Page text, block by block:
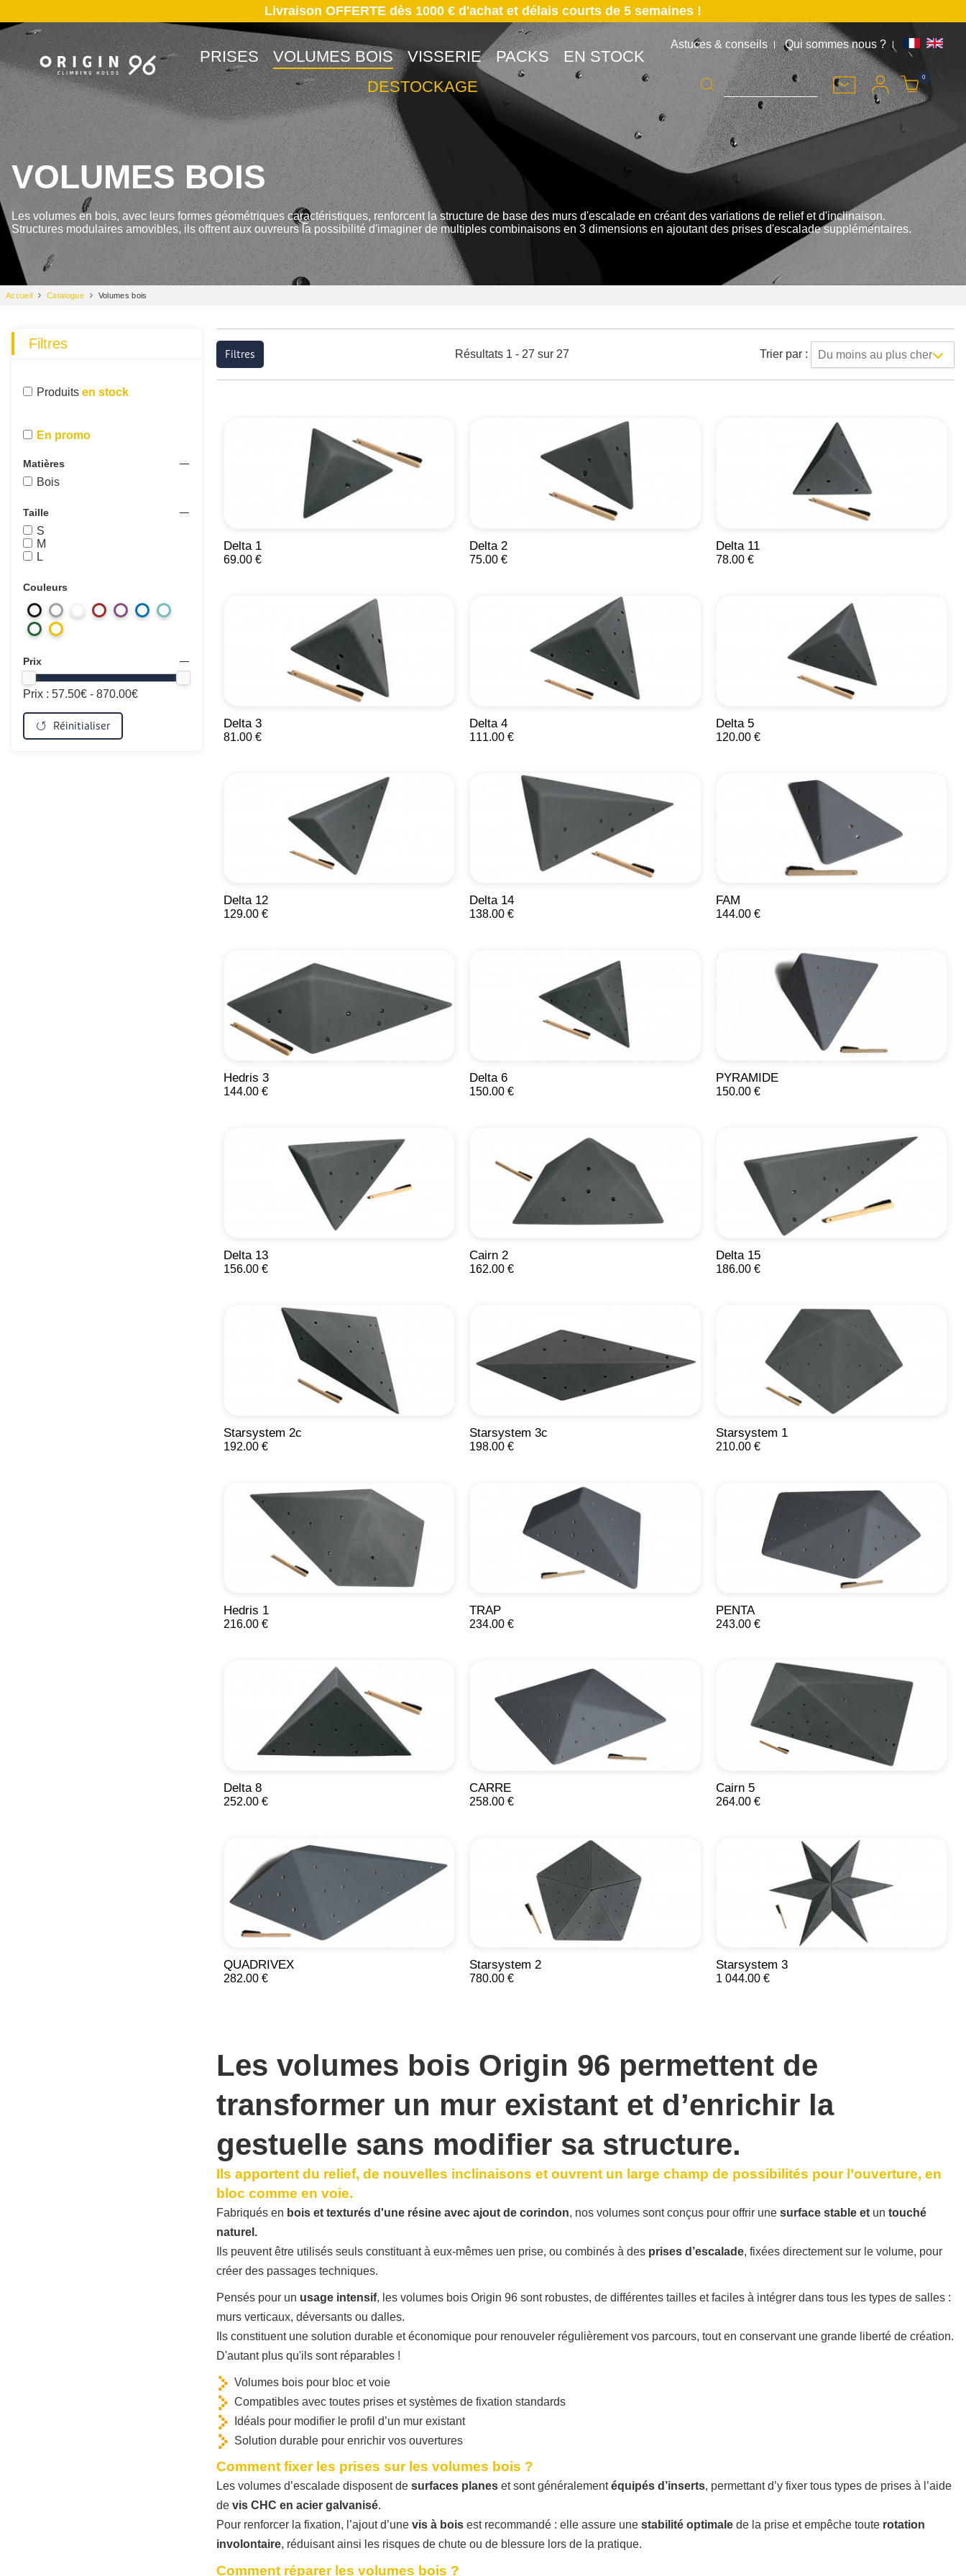
Livraison OFFERTE dès 1000 € d'achat et délais courts de 5 semaines !
PRISES VOLUMES BOIS VISSERIE PACKS
EN STOCK
DESTOCKAGE
Astuces & conseils Qui sommes nous ?
0
VOLUMES BOIS
Les volumes en bois, avec leurs formes géométriques caractéristiques, renforcent la structure de base des murs d'escalade en créant des variations de relief et d'inclinaison.
Structures modulaires amovibles, ils offrent aux ouvreurs la possibilité d'imaginer de multiples combinaisons en 3 dimensions en ajoutant des prises d'escalade supplémentaires.
Accueil Catalogue Volumes bois
Filtres Résultats 1 - 27 sur 27 Trier par : Du moins au plus cher
Delta 1
69.00 €
Delta 2
75.00 €
Delta 11
78.00 €
Delta 3
81.00 €
Delta 4
111.00 €
Delta 5
120.00 €
Delta 12
129.00 €
Delta 14
138.00 €
FAM
144.00 €
Hedris 3
144.00 €
Delta 6
150.00 €
PYRAMIDE
150.00 €
Delta 13
156.00 €
Cairn 2
162.00 €
Delta 15
186.00 €
Starsystem 2c
192.00 €
Starsystem 3c
198.00 €
Starsystem 1
210.00 €
Hedris 1
216.00 €
TRAP
234.00 €
PENTA
243.00 €
Delta 8
252.00 €
CARRE
258.00 €
Cairn 5
264.00 €
QUADRIVEX
282.00 €
Starsystem 2
780.00 €
Starsystem 3
1 044.00 €
Les volumes bois Origin 96 permettent de
transformer un mur existant et d’enrichir la
gestuelle sans modifier sa structure.
Ils apportent du relief, de nouvelles inclinaisons et ouvrent un large champ de possibilités pour l’ouverture, en
bloc comme en voie.
Fabriqués en bois et texturés d'une résine avec ajout de corindon, nos volumes sont conçus pour offrir une surface stable et un touché
naturel.
Ils peuvent être utilisés seuls constituant à eux-mêmes uen prise, ou combinés à des prises d’escalade, fixées directement sur le volume, pour
créer des passages techniques.
Pensés pour un usage intensif, les volumes bois Origin 96 sont robustes, de différentes tailles et faciles à intégrer dans tous les types de salles :
murs verticaux, déversants ou dalles.
Ils constituent une solution durable et économique pour renouveler régulièrement vos parcours, tout en conservant une grande liberté de création.
D'autant plus qu'ils sont réparables !
Volumes bois pour bloc et voie
Compatibles avec toutes prises et systèmes de fixation standards
Idéals pour modifier le profil d’un mur existant
Solution durable pour enrichir vos ouvertures
Comment fixer les prises sur les volumes bois ?
Les volumes d’escalade disposent de surfaces planes et sont généralementéquipés d’inserts, permettant d’y fixer tous types de prises à l’aide
de vis CHC en acier galvanisé.
Pour renforcer la fixation, l’ajout d’une vis à bois est recommandé : elle assure une stabilité optimale de la prise et empêche toute rotation
involontaire, réduisant ainsi les risques de chute ou de blessure lors de la pratique.
Comment réparer les volumes bois ?
Filtres
Produits en stock
En promo
Matières
Bois
Taille
S
M
L
Couleurs
Prix
Prix : 57.50€ - 870.00€
Réinitialiser